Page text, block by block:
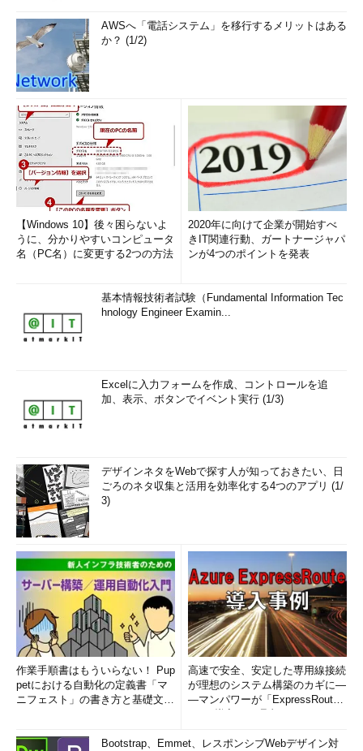
AWSへ「電話システム」を移行するメリットはある
か？ (1/2)
【Windows 10】後々困らないよ
うに、分かりやすいコンピュータ
名（PC名）に変更する2つの方法
2020年に向けて企業が開始すべ
きIT関連行動、ガートナージャパ
ンが4つのポイントを発表
基本情報技術者試験（Fundamental Information Tec
hnology Engineer Examin...
Excelに入力フォームを作成、コントロールを追
加、表示、ボタンでイベント実行 (1/3)
デザインネタをWebで探す人が知っておきたい、日
ごろのネタ収集と活用を効率化する4つのアプリ (1/
3)
作業手順書はもういらない！ Pup
petにおける自動化の定義書「マ
ニフェスト」の書き方と基礎文法
高速で安全、安定した専用線接続
が理想のシステム構築のカギに―
―マンパワーが「ExpressRout
Bootstrap、Emmet、レスポンシブWebデザイン対